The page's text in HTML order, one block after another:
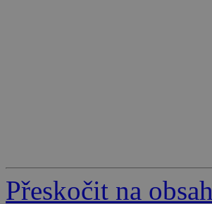
Přeskočit na obsah